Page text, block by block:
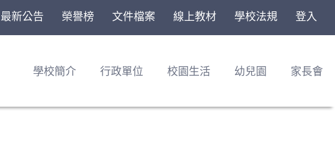
最新公告 榮譽榜 文件檔案 線上教材 學校法規 登入
學校簡介 行政單位 校園生活 幼兒園 家長會